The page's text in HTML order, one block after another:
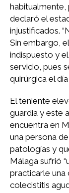
habitualmente,
declaró el
injustificados.
Sin embargo,
indispuesto y
servicio, pues
quirúrgica el
El teniente
guardia y este
encuentra en
una persona
patologías y
Málaga sufrió
practicarle una
colecistitis